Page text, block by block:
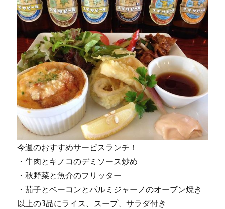
今週のおすすめサービスランチ！
・牛肉とキノコのデミソース炒め
・秋野菜と魚介のフリッター
・茄子とベーコンとパルミジャーノのオーブン焼き
以上の3品にライス、スープ、サラダ付き